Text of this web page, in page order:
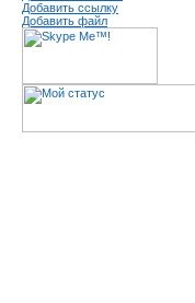
Добавить ссылку
Добавить файл